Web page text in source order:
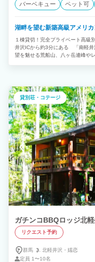
バーベキュー ペット可
１棟貸切！完全プライベート高級
井沢ICから約3分にある 「南軽井
望を魅せる荒船山、八ヶ岳連峰や
ごせる理想の休日を過ごしません
スアウトレットショッピングモー
で車10分で行けます。新鮮な食
軽井沢。素敵な空間を体験してく
しておりますので、ご予約の際は
表示されない場合がございます
す。
貸別荘・コテージ
ガチンコBBQロッジ北
リクエスト予約
群馬 北軽井沢・ 嬬恋
定員 1〜10名